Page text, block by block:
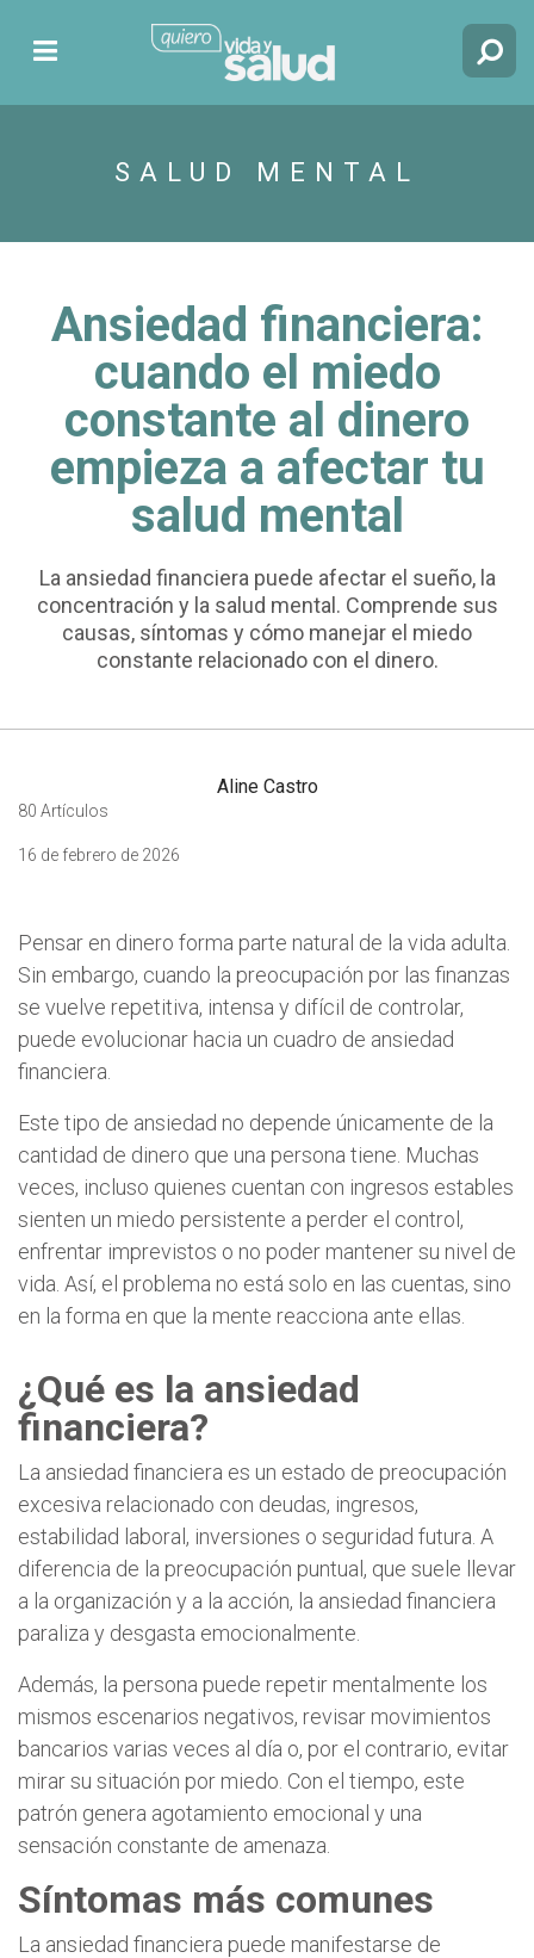
SALUD MENTAL
Ansiedad financiera:
cuando el miedo
constante al dinero
empieza a afectar tu
salud mental
La ansiedad financiera puede afectar el sueño, la
concentración y la salud mental. Comprende sus
causas, síntomas y cómo manejar el miedo
constante relacionado con el dinero.
Aline Castro
80 Artículos
16 de febrero de 2026
Pensar en dinero forma parte natural de la vida adulta.
Sin embargo, cuando la preocupación por las finanzas
se vuelve repetitiva, intensa y difícil de controlar,
puede evolucionar hacia un cuadro de ansiedad
financiera.
Este tipo de ansiedad no depende únicamente de la
cantidad de dinero que una persona tiene. Muchas
veces, incluso quienes cuentan con ingresos estables
sienten un miedo persistente a perder el control,
enfrentar imprevistos o no poder mantener su nivel de
vida. Así, el problema no está solo en las cuentas, sino
en la forma en que la mente reacciona ante ellas.
¿Qué es la ansiedad
financiera?
La ansiedad financiera es un estado de preocupación
excesiva relacionado con deudas, ingresos,
estabilidad laboral, inversiones o seguridad futura. A
diferencia de la preocupación puntual, que suele llevar
a la organización y a la acción, la ansiedad financiera
paraliza y desgasta emocionalmente.
Además, la persona puede repetir mentalmente los
mismos escenarios negativos, revisar movimientos
bancarios varias veces al día o, por el contrario, evitar
mirar su situación por miedo. Con el tiempo, este
patrón genera agotamiento emocional y una
sensación constante de amenaza.
Síntomas más comunes
La ansiedad financiera puede manifestarse de